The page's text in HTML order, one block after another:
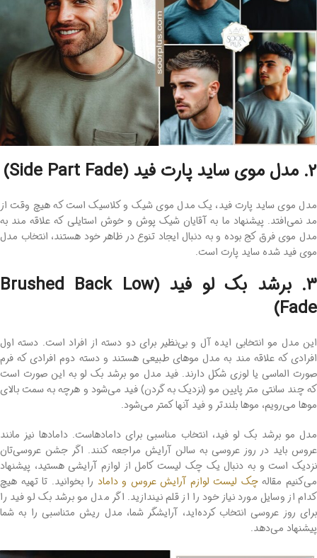
2. مدل موی ساید پارت فید (Side Part Fade)
مدل موی ساید پارت فید، یک مدل موی شیک و کلاسیک است که هیچ‌ وقت از
مد نمی‌افتد. پیشنهاد ما به آقایان شیک ‌پوش و خوش ‌استایلی که علاقه‌ مند به
مدل موی فرق کج بوده و به ‌دنبال ایجاد تنوع در ظاهر خود هستند، انتخاب مدل
موی فید شده ساید پارت است.
3. برشد بک لو فید (Brushed Back Low
Fade)
این مدل مو انتخابی ایده‌ آل و بی‌نظیر برای دو دسته از افراد است. دسته اول
افرادی که علاقه ‌مند به مدل موهای طبیعی هستند و دسته دوم افرادی که فرم
صورت الماسی یا لوزی ‌شکل دارند. فید مدل مو برشد بک لو به این صورت است
که چند سانتی ‌متر پایین مو (نزدیک به گردن) فید می‌شود و هرچه به سمت بالای
موها می‌رویم، موها بلندتر و فید آنها کمتر می‌شود.
مدل مو برشد بک لو فید، انتخاب مناسبی برای دامادهاست. دامادها نیز مانند
عروس باید در روز عروسی به سالن آرایش مراجعه کنند. اگر جشن عروسی‌تان
نزدیک است و به دنبال یک چک لیست کامل از لوازم آرایشی هستید، پیشنهاد
می‌کنیم مقالهچک لیست لوازم آرایش عروس و داماد را بخوانید. تا تهیه هیچ
کدام از وسایل مورد نیاز خود را از قلم نیندازید. اگر مدل مو برشد بک لو فید را
برای روز عروسی انتخاب کرده‌اید، آرایشگر شما، مدل ریش متناسبی را به شما
پیشنهاد می‌دهد.